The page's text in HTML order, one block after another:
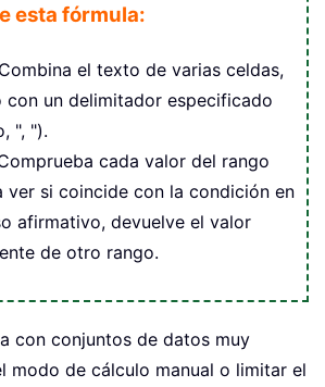
esta fórmula:
Combina el texto de varias celdas,
con un delimitador especificado
", ").
cada valor del rango
ver si coincide con la condición en
afirmativo, devuelve el valor
de otro rango.
con conjuntos de datos muy
modo de cálculo manual o limitar el